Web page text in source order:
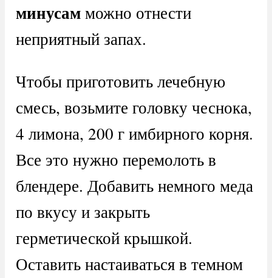
минусамможно отнести
неприятный запах.
Чтобы приготовить лечебную
смесь, возьмите головку чеснока,
4 лимона, 200 г имбирного корня.
Все это нужно перемолоть в
блендере. Добавить немного меда
по вкусу и закрыть
герметической крышкой.
Оставить настаиваться в темном